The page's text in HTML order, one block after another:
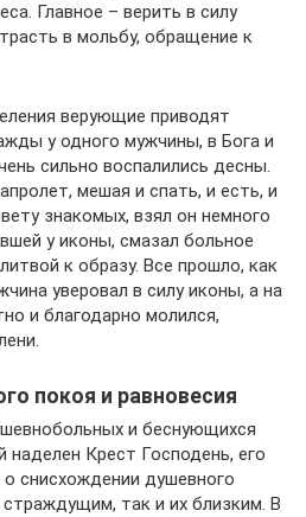
Главное – верить в силу
в мольбу, обращение к
верующие приводят
у одного мужчины, в Бога и
сильно воспалились десны.
мешая и спать, и есть, и
знакомых, взял он немного
у иконы, смазал больное
к образу. Все прошло, как
уверовал в силу иконы, а на
и благодарно молился,
покоя и равновесия
и беснующихся
наделен Крест Господень, его
снисхождении душевного
так и их близким. В